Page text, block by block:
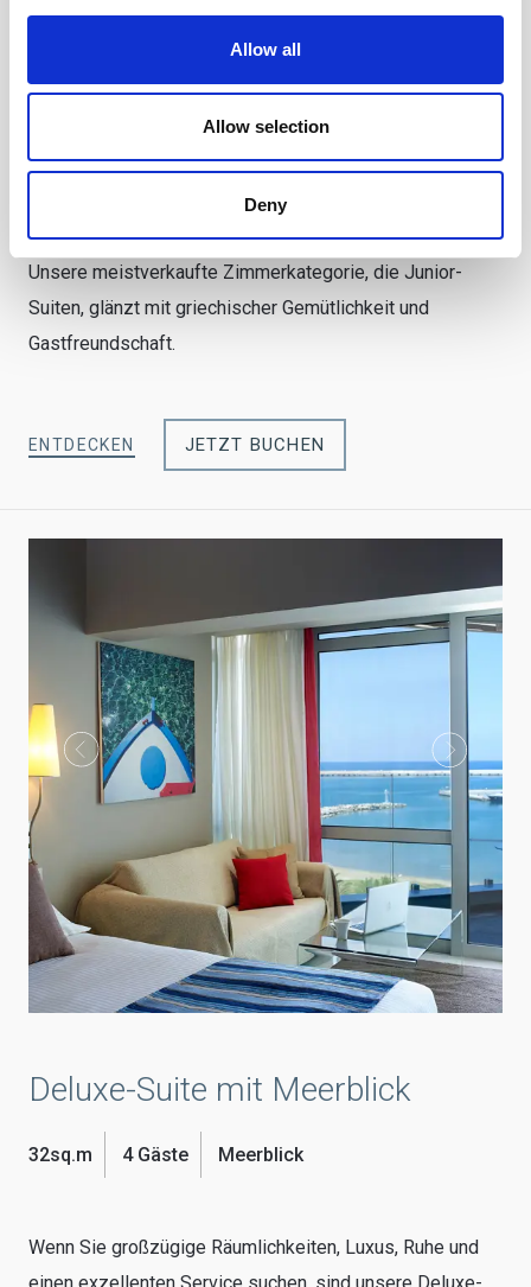
Allow all
Allow selection
Deny
Junior-Suite mit Meerblick &
26sq.m 3 Gäste Meerblick
Unsere meistverkaufte Zimmerkategorie, die Junior-
Suiten, glänzt mit griechischer Gemütlichkeit und
Gastfreundschaft.
ENTDECKEN JETZT BUCHEN
Deluxe-Suite mit Meerblick
32sq.m 4 Gäste Meerblick
Wenn Sie großzügige Räumlichkeiten, Luxus, Ruhe und